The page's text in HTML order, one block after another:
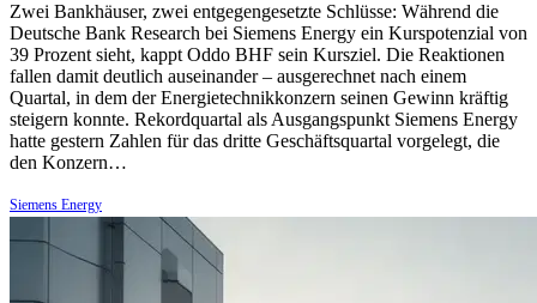
Zwei Bankhäuser, zwei entgegengesetzte Schlüsse: Während die
Deutsche Bank Research bei Siemens Energy ein Kurspotenzial von
39 Prozent sieht, kappt Oddo BHF sein Kursziel. Die Reaktionen
fallen damit deutlich auseinander – ausgerechnet nach einem
Quartal, in dem der Energietechnikkonzern seinen Gewinn kräftig
steigern konnte. Rekordquartal als Ausgangspunkt Siemens Energy
hatte gestern Zahlen für das dritte Geschäftsquartal vorgelegt, die
den Konzern…
Siemens Energy